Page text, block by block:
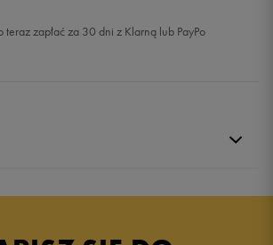
teraz zapłać za 30 dni z Klarną lub PayPo